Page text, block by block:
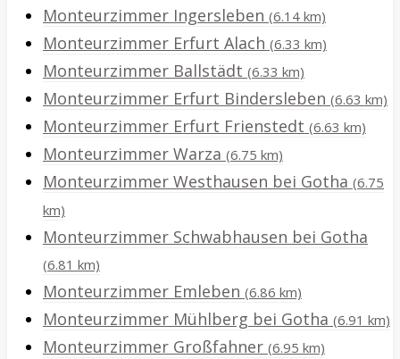
Monteurzimmer Ingersleben (6.14 km)
Monteurzimmer Erfurt Alach (6.33 km)
Monteurzimmer Ballstädt (6.33 km)
Monteurzimmer Erfurt Bindersleben (6.63 km)
Monteurzimmer Erfurt Frienstedt (6.63 km)
Monteurzimmer Warza (6.75 km)
Monteurzimmer Westhausen bei Gotha (6.75
km)
Monteurzimmer Schwabhausen bei Gotha
(6.81 km)
Monteurzimmer Emleben (6.86 km)
Monteurzimmer Mühlberg bei Gotha (6.91 km)
Monteurzimmer Großfahner (6.95 km)